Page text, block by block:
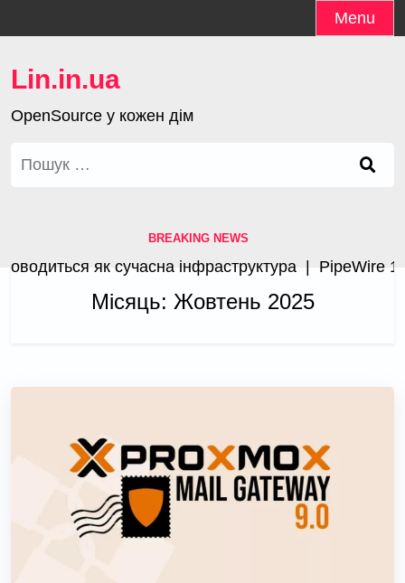
to
Menu
Lin.in.ua
OpenSource у кожен дім
Пошук:
BREAKING NEWS
як сучасна інфраструктура | PipeWire
Місяць: Жовтень 2025